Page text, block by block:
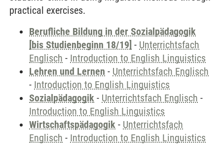
practical exercises.
Berufliche Bildung in der Sozialpädagogik
[bis Studienbeginn 18/19] - Unterrichtsfach
Englisch - Introduction to English Linguistics
Lehren und Lernen - Unterrichtsfach Englisch
- Introduction to English Linguistics
Sozialpädagogik - Unterrichtsfach Englisch -
Introduction to English Linguistics
Wirtschaftspädagogik - Unterrichtsfach
Englisch - Introduction to English Linguistics